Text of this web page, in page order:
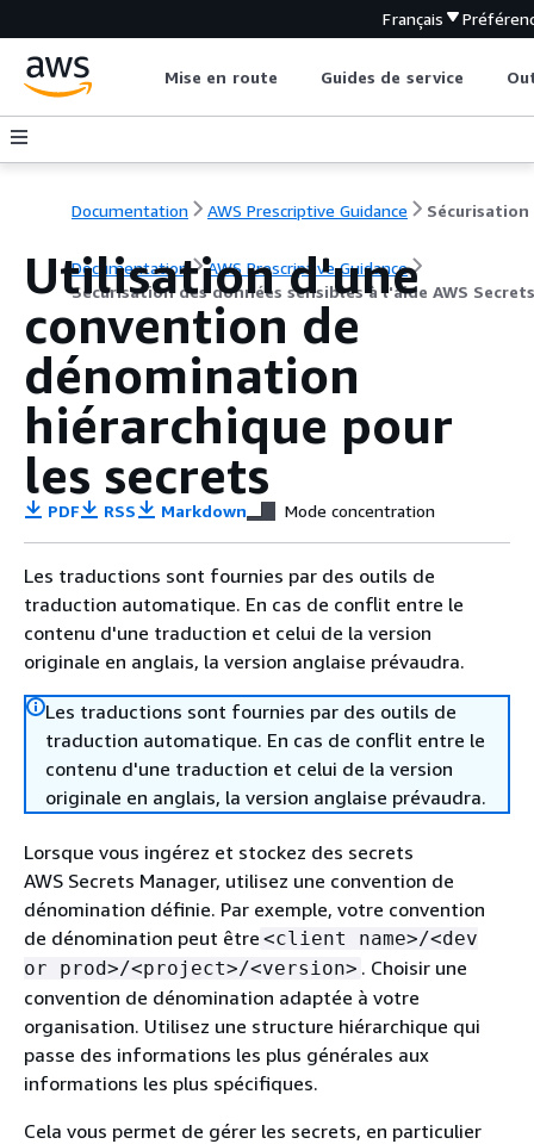
Français
Mise en route Guides de service
Documentation AWS Prescriptive Guidance
Documentation
AWS Prescriptive Guidance
Sécurisation des données sensibles à l'aide AWS
Utilisation d'une
convention de
dénomination
hiérarchique pour
les secrets
PDF RSS Markdown Mode concentration
Les traductions sont fournies par des outils de
traduction automatique. En cas de conflit entre le
contenu d'une traduction et celui de la version
originale en anglais, la version anglaise prévaudra.
Les traductions sont fournies par des outils de
traduction automatique. En cas de conflit entre le
contenu d'une traduction et celui de la version
originale en anglais, la version anglaise prévaudra.
Lorsque vous ingérez et stockez des secrets
AWS Secrets Manager, utilisez une convention de
dénomination définie. Par exemple, votre convention
de dénomination peut être <client name>/<dev
or prod>/<project>/<version> . Choisir une
convention de dénomination adaptée à votre
organisation. Utilisez une structure hiérarchique qui
passe des informations les plus générales aux
informations les plus spécifiques.
Cela vous permet de gérer les secrets, en particulier